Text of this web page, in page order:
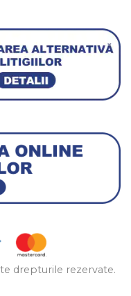
drepturile rezervate.